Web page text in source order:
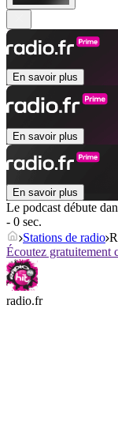
En savoir plus
En savoir plus
En savoir plus
Le podcast débute
- 0 sec.
Stations de radio
Écoutez gratuitement
radio.fr